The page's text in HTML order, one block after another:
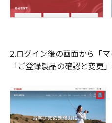
2.ログイン後の画面から「マ
「ご登録製品の確認と変更